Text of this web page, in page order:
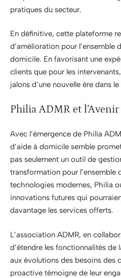
pratiques du secteur.
En définitive, cette plateforme
d’amélioration pour l’ensemble
domicile. En favorisant une
clients que pour les
jalons d’une nouvelle ère dans
Philia ADMR et
Avec l’émergence de Philia
d’aide à domicile semble
pas seulement un outil de
transformation pour l’ensemble
technologies modernes, Philia
innovations futures qui
davantage les services offerts.
L’association ADMR, en
d’étendre les fonctionnalités
aux évolutions des besoins des
proactive témoigne de leur